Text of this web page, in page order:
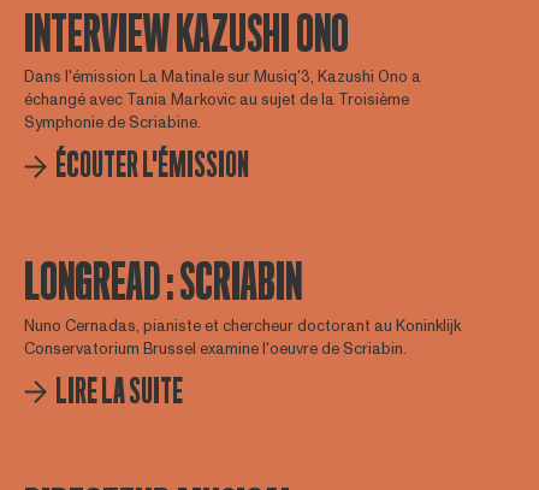
INTERVIEW KAZUSHI ONO
Dans l'émission La Matinale sur Musiq'3, Kazushi Ono a
échangé avec Tania Markovic au sujet de la Troisième
Symphonie de Scriabine.
ÉCOUTER L'ÉMISSION
LONGREAD : SCRIABIN
Nuno Cernadas, pianiste et chercheur doctorant au Koninklijk
Conservatorium Brussel examine l'oeuvre de Scriabin.
LIRE LA SUITE